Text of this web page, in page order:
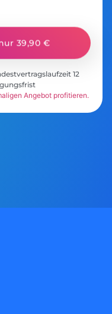
39,90 €
12
Angebot profitieren.